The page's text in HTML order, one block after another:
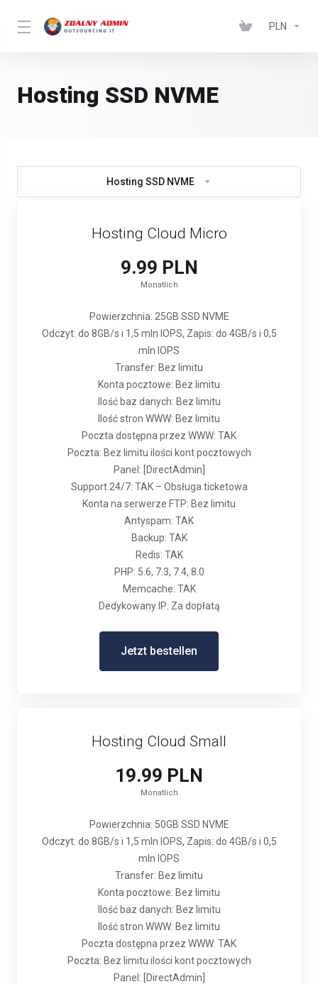
PLN
Hosting SSD NVME
Hosting SSD NVME
Hosting Cloud Micro
9.99 PLN
Monatlich
Powierzchnia: 25GB SSD NVME
Odczyt: do 8GB/s i 1,5 mln IOPS, Zapis: do 4GB/s i 0,5
mln IOPS
Transfer: Bez limitu
Konta pocztowe: Bez limitu
Ilość baz danych: Bez limitu
Ilość stron WWW: Bez limitu
Poczta dostępna przez WWW: TAK
Poczta: Bez limitu ilości kont pocztowych
Panel: [DirectAdmin]
Support 24/7: TAK – Obsługa ticketowa
Konta na serwerze FTP: Bez limitu
Antyspam: TAK
Backup: TAK
Redis: TAK
PHP: 5.6, 7.3, 7.4, 8.0
Memcache: TAK
Dedykowany IP: Za dopłatą
Jetzt bestellen
Hosting Cloud Small
19.99 PLN
Monatlich
Powierzchnia: 50GB SSD NVME
Odczyt: do 8GB/s i 1,5 mln IOPS, Zapis: do 4GB/s i 0,5
mln IOPS
Transfer: Bez limitu
Konta pocztowe: Bez limitu
Ilość baz danych: Bez limitu
Ilość stron WWW: Bez limitu
Poczta dostępna przez WWW: TAK
Poczta: Bez limitu ilości kont pocztowych
Panel: [DirectAdmin]